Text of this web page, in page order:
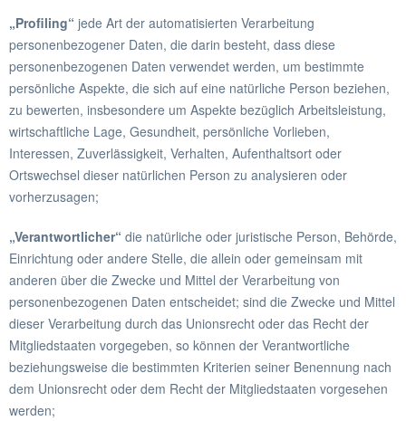
„Profiling“ jede Art der automatisierten Verarbeitung
personenbezogener Daten, die darin besteht, dass diese
personenbezogenen Daten verwendet werden, um bestimmte
persönliche Aspekte, die sich auf eine natürliche Person beziehen,
zu bewerten, insbesondere um Aspekte bezüglich Arbeitsleistung,
wirtschaftliche Lage, Gesundheit, persönliche Vorlieben,
Interessen, Zuverlässigkeit, Verhalten, Aufenthaltsort oder
Ortswechsel dieser natürlichen Person zu analysieren oder
vorherzusagen;
„Verantwortlicher“ die natürliche oder juristische Person, Behörde,
Einrichtung oder andere Stelle, die allein oder gemeinsam mit
anderen über die Zwecke und Mittel der Verarbeitung von
personenbezogenen Daten entscheidet; sind die Zwecke und Mittel
dieser Verarbeitung durch das Unionsrecht oder das Recht der
Mitgliedstaaten vorgegeben, so können der Verantwortliche
beziehungsweise die bestimmten Kriterien seiner Benennung nach
dem Unionsrecht oder dem Recht der Mitgliedstaaten vorgesehen
werden;